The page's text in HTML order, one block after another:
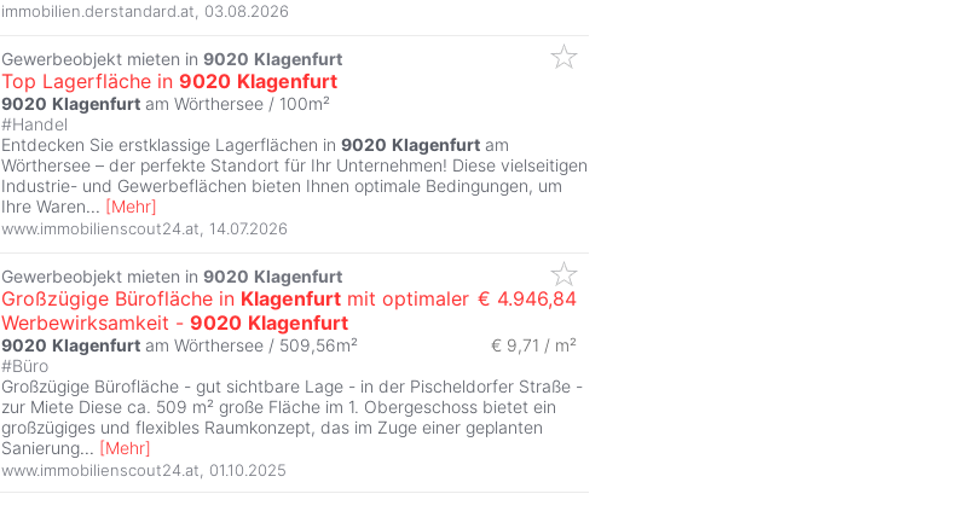
immobilien.derstandard.at 03.08.2026
Gewerbeobjekt mieten in 9020 Klagenfurt
Top Lagerfläche in 9020 Klagenfurt
9020 Klagenfurt am Wörthersee / 100m²
#Handel
Entdecken Sie erstklassige Lagerflächen in 9020 Klagenfurt am
Wörthersee – der perfekte Standort für Ihr Unternehmen! Diese vielseitigen
Industrie- und Gewerbeflächen bieten Ihnen optimale Bedingungen, um
Ihre Waren... [Mehr]
www.immobilienscout24.at 14.07.2026
Gewerbeobjekt mieten in 9020 Klagenfurt
Großzügige Bürofläche in Klagenfurt mit optimaler
Werbewirksamkeit - 9020 Klagenfurt
€ 4.946,84
9020 Klagenfurt am Wörthersee / 509,56m²
€ 9,71 / m²
#Büro
Großzügige Bürofläche - gut sichtbare Lage - in der Pischeldorfer Straße -
zur Miete Diese ca. 509 m² große Fläche im 1. Obergeschoss bietet ein
großzügiges und flexibles Raumkonzept, das im Zuge einer geplanten
Sanierung... [Mehr]
www.immobilienscout24.at 01.10.2025